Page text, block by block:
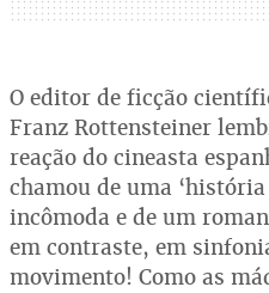
O editor de ficção
Franz Rottensteiner
reação do cineasta
chamou de uma
incômoda e de um
em contraste, em
movimento! Como as